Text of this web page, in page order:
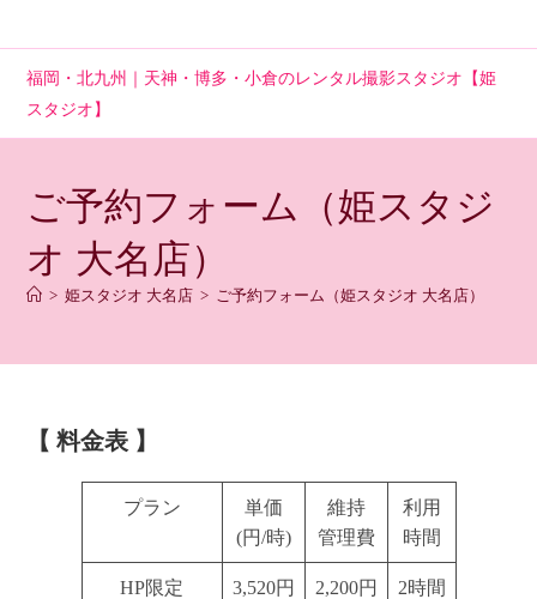
へ
福岡・北九州｜天神・博多・小倉のレンタル撮影スタジオ【姫
スタジオ】
ご予約フォーム（姫スタジ
オ 大名店）
> 姫スタジオ 大名店 > ご予約フォーム（姫スタジオ 大名店）
【 料金表 】
プラン
単価
(円/時)
維持
管理費
利用
時間
HP限定
3,520円
2,200円
2時間